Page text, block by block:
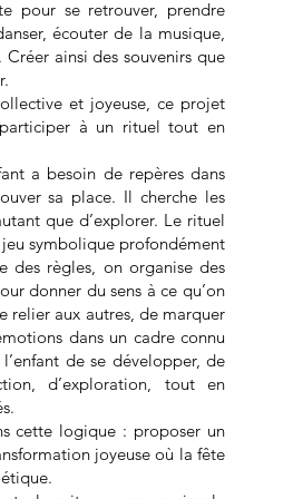
pour se retrouver, prendre
écouter de la musique,
ainsi des souvenirs que
et joyeuse, ce projet
à un rituel tout en
a besoin de repères dans
sa place. Il cherche les
que d’explorer. Le rituel
symbolique profondément
des règles, on organise des
donner du sens à ce qu’on
relier aux autres, de marquer
dans un cadre connu
de se développer, de
d’exploration, tout en
cette logique : proposer un
joyeuse où la fête